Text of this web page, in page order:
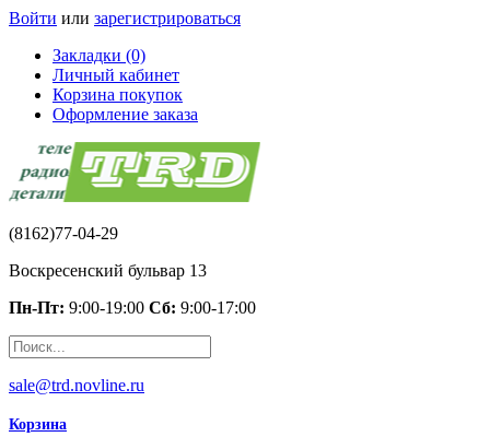
Войти или зарегистрироваться
Закладки (0)
Личный кабинет
Корзина покупок
Оформление заказа
(8162)77-04-29
Воскресенский бульвар 13
Пн-Пт: 9:00-19:00 Сб: 9:00-17:00
sale@trd.novline.ru
Корзина